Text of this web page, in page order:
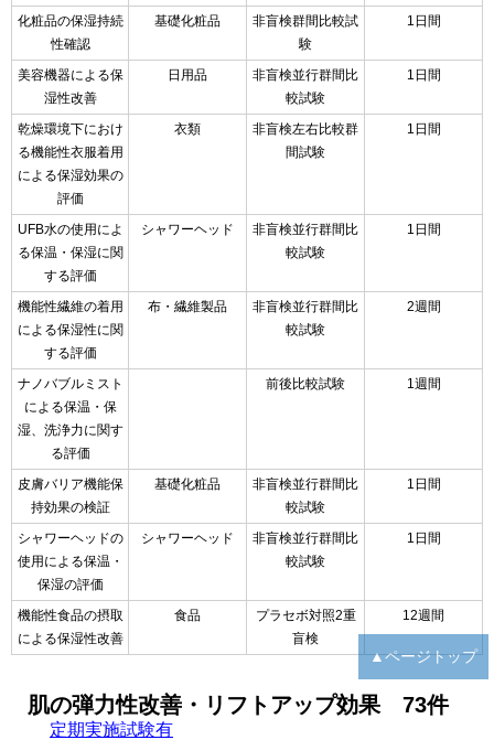
化粧品の保湿持続
性確認
基礎化粧品
非盲検群間比較試
験
1日間
美容機器による保
湿性改善
日用品
非盲検並行群間比
較試験
1日間
乾燥環境下におけ
る機能性衣服着用
による保湿効果の
評価
衣類
非盲検左右比較群
間試験
1日間
UFB水の使用によ
る保温・保湿に関
する評価
シャワーヘッド
非盲検並行群間比
較試験
1日間
機能性繊維の着用
による保湿性に関
する評価
布・繊維製品
非盲検並行群間比
較試験
2週間
ナノバブルミスト
による保温・保
湿、洗浄力に関す
る評価
前後比較試験 1週間
皮膚バリア機能保
持効果の検証
基礎化粧品
非盲検並行群間比
較試験
1日間
シャワーヘッドの
使用による保温・
保湿の評価
シャワーヘッド
非盲検並行群間比
較試験
1日間
機能性食品の摂取
による保湿性改善
食品
プラセボ対照2重
盲検
12週間
肌の弾力性改善・リフトアップ効果 73件
定期実施試験有
▲ページトップ